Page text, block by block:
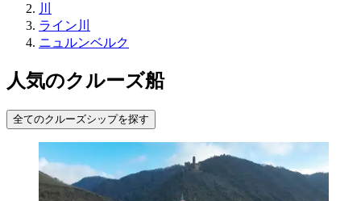
川
ライン川
ニュルンベルク
人気のクルーズ船
全てのクルーズシップを探す